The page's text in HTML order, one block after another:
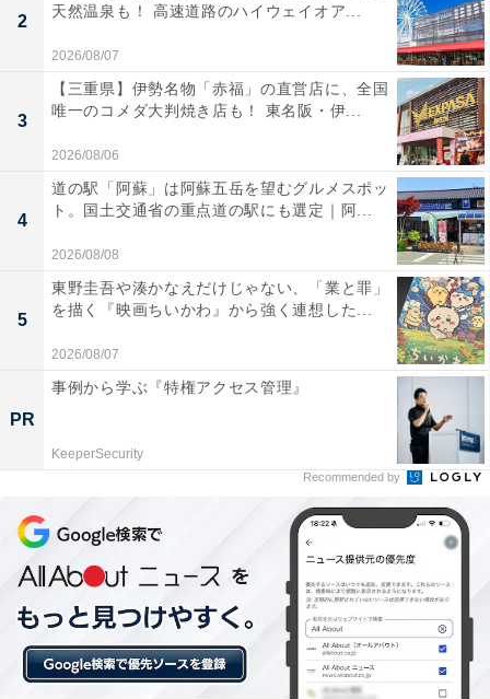
2
天然温泉も！ 高速道路のハイウェイオア...
2026/08/07
3
【三重県】伊勢名物「赤福」の直営店に、全国
唯一のコメダ大判焼き店も！ 東名阪・伊...
2026/08/06
4
道の駅「阿蘇」は阿蘇五岳を望むグルメスポッ
ト。国土交通省の重点道の駅にも選定｜阿...
2026/08/08
5
東野圭吾や湊かなえだけじゃない、「業と罪」
を描く『映画ちいかわ』から強く連想した...
2026/08/07
PR
事例から学ぶ『特権アクセス管理』
KeeperSecurity
Recommended by